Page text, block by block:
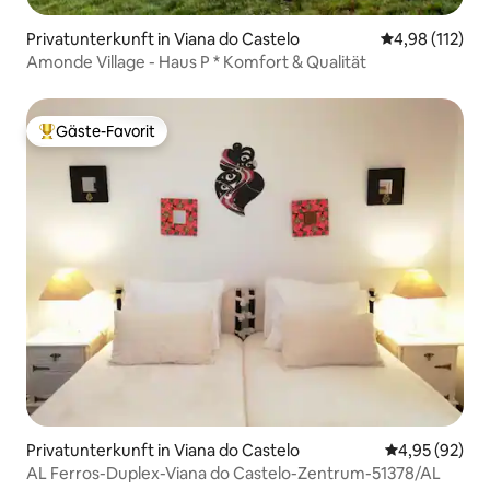
Privatunterkunft in Viana do Castelo
4,98 (112)
Amonde Village - Haus P * Komfort & Qualität
Beliebter Gäste-Favorit.
Gäste-Favorit
Privatunterkunft in Viana do Castelo
4,95 (92)
AL Ferros-Duplex-Viana do Castelo-Zentrum-51378/AL